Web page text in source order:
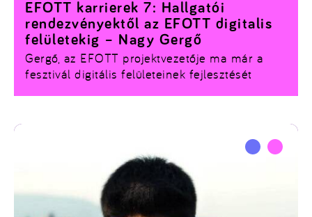
Gergő, az EFOTT projektvezetője ma már a
fesztivál digitális felületeinek fejlesztését
egyetemista fesztivál digitális kulcsembere?
Erről mesél ebben az interjúban – őszintén
kihívásokról, emlékezetes pillanatokról és arról,
miért éri meg diákként is belevágni.
EFOTT karrierek 7: Hallgatói
rendezvényektől az EFOTT digitalis
felületekig – Nagy Gergő